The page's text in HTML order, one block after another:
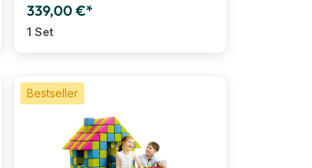
339,00 €*
1 Set
Bestseller